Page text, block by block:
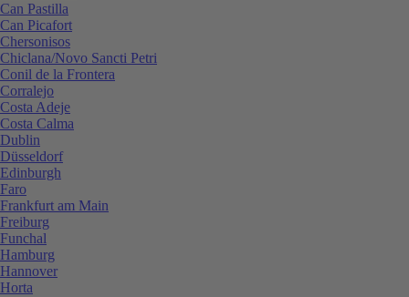
Can Pastilla
Can Picafort
Chersonisos
Chiclana/Novo Sancti Petri
Conil de la Frontera
Corralejo
Costa Adeje
Costa Calma
Dublin
Düsseldorf
Edinburgh
Faro
Frankfurt am Main
Freiburg
Funchal
Hamburg
Hannover
Horta